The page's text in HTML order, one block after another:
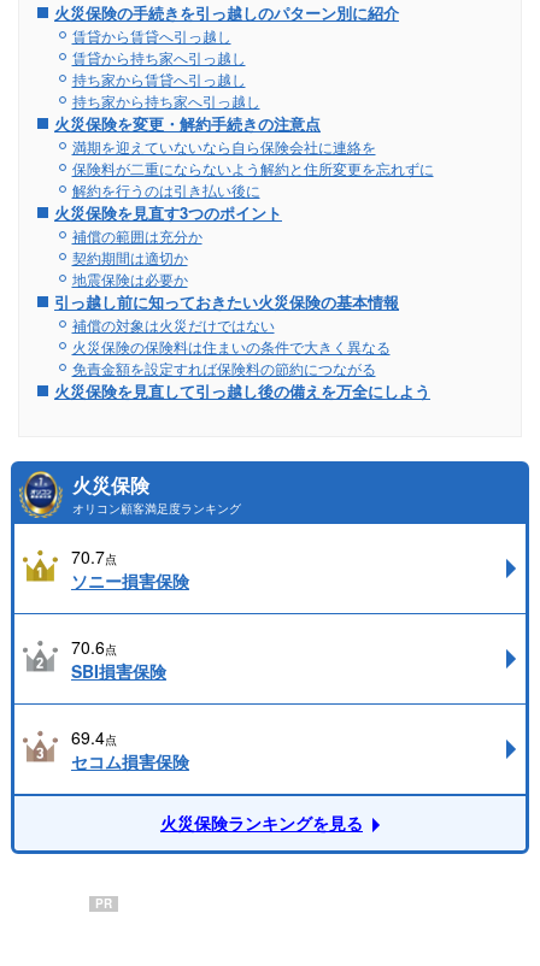
火災保険の手続きを引っ越しのパターン別に紹介
賃貸から賃貸へ引っ越し
賃貸から持ち家へ引っ越し
持ち家から賃貸へ引っ越し
持ち家から持ち家へ引っ越し
火災保険を変更・解約手続きの注意点
満期を迎えていないなら自ら保険会社に連絡を
保険料が二重にならないよう解約と住所変更を忘れずに
解約を行うのは引き払い後に
火災保険を見直す3つのポイント
補償の範囲は充分か
契約期間は適切か
地震保険は必要か
引っ越し前に知っておきたい火災保険の基本情報
補償の対象は火災だけではない
火災保険の保険料は住まいの条件で大きく異なる
免責金額を設定すれば保険料の節約につながる
火災保険を見直して引っ越し後の備えを万全にしよう
火災保険
オリコン顧客満足度ランキング
70.7点
ソニー損害保険
70.6点
SBI損害保険
69.4点
セコム損害保険
火災保険ランキングを見る
PR